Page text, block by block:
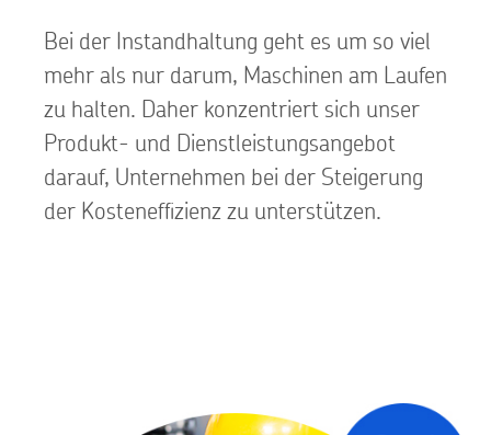
Bei der Instandhaltung geht es um so viel
mehr als nur darum, Maschinen am Laufen
zu halten. Daher konzentriert sich unser
Produkt- und Dienstleistungsangebot
darauf, Unternehmen bei der Steigerung
der Kosteneffizienz zu unterstützen.